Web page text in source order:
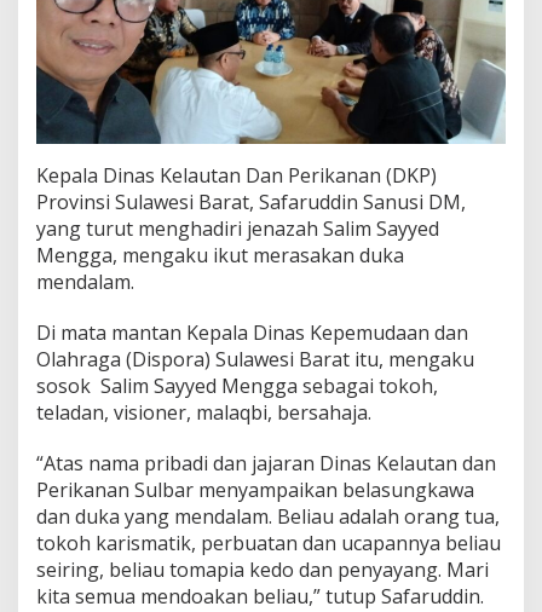
Kepala Dinas Kelautan Dan Perikanan (DKP)
Provinsi Sulawesi Barat, Safaruddin Sanusi DM,
yang turut menghadiri jenazah Salim Sayyed
Mengga, mengaku ikut merasakan duka
mendalam.
Di mata mantan Kepala Dinas Kepemudaan dan
Olahraga (Dispora) Sulawesi Barat itu, mengaku
sosok Salim Sayyed Mengga sebagai tokoh,
teladan, visioner, malaqbi, bersahaja.
“Atas nama pribadi dan jajaran Dinas Kelautan dan
Perikanan Sulbar menyampaikan belasungkawa
dan duka yang mendalam. Beliau adalah orang tua,
tokoh karismatik, perbuatan dan ucapannya beliau
seiring, beliau tomapia kedo dan penyayang. Mari
kita semua mendoakan beliau,” tutup Safaruddin.